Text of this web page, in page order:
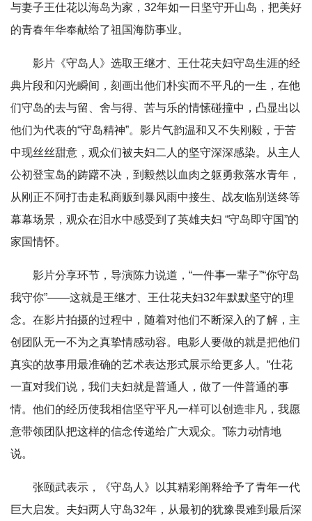
与妻子王仕花以海岛为家，32年如一日坚守开山岛，把美好
的青春年华奉献给了祖国海防事业。
影片《守岛人》选取王继才、王仕花夫妇守岛生涯的经
典片段和闪光瞬间，刻画出他们朴实而不平凡的一生，在他
们守岛的去与留、舍与得、苦与乐的情愫碰撞中，凸显出以
他们为代表的“守岛精神”。影片气韵温和又不失刚毅，于苦
中现丝丝甜意，观众们被夫妇二人的坚守深深感染。从主人
公初登宝岛的踌躇不决，到毅然以血肉之躯勇救落水青年，
从刚正不阿打击走私商贩到暴风雨中接生、战友临别送终等
幕幕场景，观众在泪水中感受到了英雄夫妇 “守岛即守国”的
家国情怀。
影片分享环节，导演陈力说道，“一件事一辈子”“你守岛
我守你”——这就是王继才、王仕花夫妇32年默默坚守的理
念。在影片拍摄的过程中，随着对他们不断深入的了解，主
创团队无一不为之真挚情感动容。电影人要做的就是把他们
真实的故事用最准确的艺术表达形式展示给更多人。“仕花
一直对我们说，我们夫妇就是普通人，做了一件普通的事
情。他们的经历使我相信坚守平凡一样可以创造非凡，我愿
意带领团队把这样的信念传递给广大观众。”陈力动情地
说。
张颐武表示，《守岛人》以其精彩阐释给予了青年一代
巨大启发。夫妇两人守岛32年，从最初的犹豫畏难到最后深